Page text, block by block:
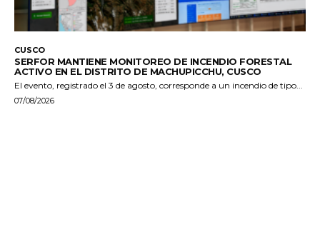
CUSCO
SERFOR MANTIENE MONITOREO DE INCENDIO FORESTAL
ACTIVO EN EL DISTRITO DE MACHUPICCHU, CUSCO
El evento, registrado el 3 de agosto, corresponde a un incendio de tipo...
07/08/2026